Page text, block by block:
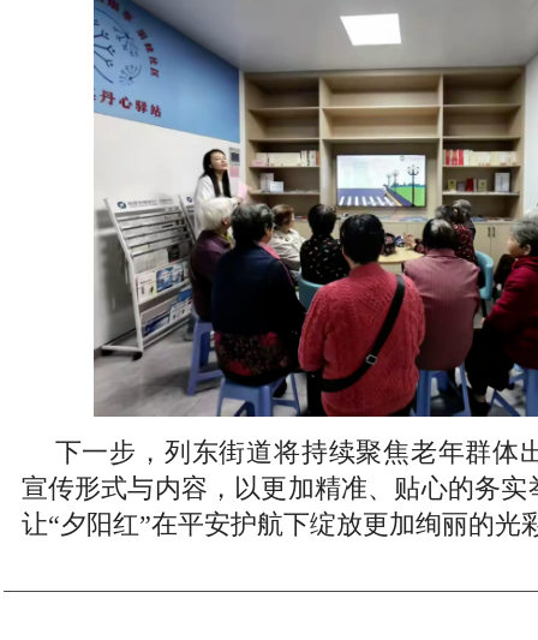
下一步，列东街道将持续聚焦老年群体
宣传形式与内容，以更加精准、贴心的务实
让“夕阳红”在平安护航下绽放更加绚丽的光